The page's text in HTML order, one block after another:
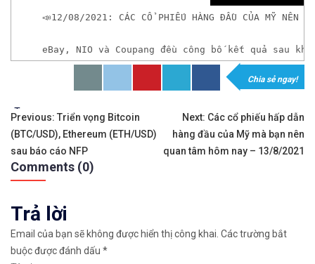
📣12/08/2021: CÁC CỔ PHIẾU HÀNG ĐẦU CỦA MỸ NÊN
eBay, NIO và Coupang đều công bố kết quả sau
𝘟𝘦𝘮 𝘤𝘩𝘪 𝘵𝘪ế𝘵: https://chungkhoanforex.com/12-
✨🏆Đầ𝐮 𝐭ư 𝐯à 𝐋ướ𝐭 𝐬ó𝐧𝐠 𝐜á𝐜 𝐜ổ 𝐩𝐡𝐢ế𝐮 𝐭𝐫ê𝐧 𝐭𝐡ị 𝐭𝐫ườ𝐧𝐠
✅𝘔ở 𝘵à𝘪 𝘬𝘩𝘰ả𝘯 𝘵𝘳ê𝘯 𝘴à𝘯 𝘌𝘹𝘯𝘦𝘴𝘴 𝘜𝘺 𝘛í𝘯 𝘷à 𝘱𝘩ù
👉Sàn hỗ trợ giao dịch hơn 100+ cổ phiếu nổi
👉Thuộc top 3 sàn nổi tiếng thế giới, được nhiều
👉Xem hướng dẫn đầy đủ tại: https://
Chia sẻ ngay!
Tags:
Điều
hướng
bài
viết
Previous: Triển vọng Bitcoin
(BTC/USD), Ethereum (ETH/USD)
sau báo cáo NFP
Next: Các cổ phiếu hấp dẫn
hàng đầu của Mỹ mà bạn nên
quan tâm hôm nay – 13/8/2021
Comments (0)
Trả lời
Email của bạn sẽ không được hiển thị công khai. Các trường bắt
buộc được đánh dấu *